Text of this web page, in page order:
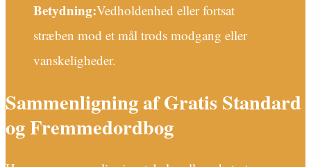
Betydning:Vedholdenhed eller fortsat
stræben mod et mål trods modgang eller
vanskeligheder.
Sammenligning af Gratis Standard
og Fremmedordbog